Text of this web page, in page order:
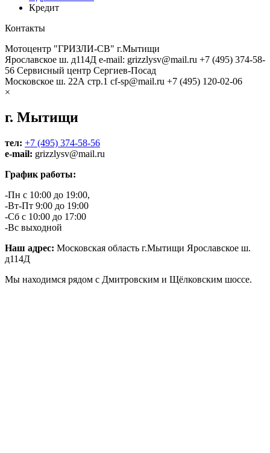
Кредит
Контакты
Мотоцентр "ГРИЗЛИ-СВ" г.Мытищи
Ярославское ш. д114Д e-mail: grizzlysv@mail.ru +7 (495) 374-58-
56 Сервисный центр Сергиев-Посад
Московское ш. 22А стр.1 cf-sp@mail.ru +7 (495) 120-02-06
×
г. Мытищи
тел: +7 (495) 374-58-56
e-mail: grizzlysv@mail.ru
График работы:
-Пн с 10:00 до 19:00,
-Вт-Пт 9:00 до 19:00
-Сб с 10:00 до 17:00
-Вс выходной
Наш адрес: Московская область г.Мытищи Ярославское ш.
д114Д
Мы находимся рядом с Дмитровским и Щёлковским шоссе.